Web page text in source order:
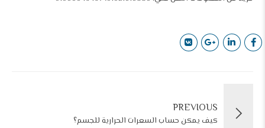
PREVIOUS
كيف يمكن حساب السعرات الحرارية للجسم؟